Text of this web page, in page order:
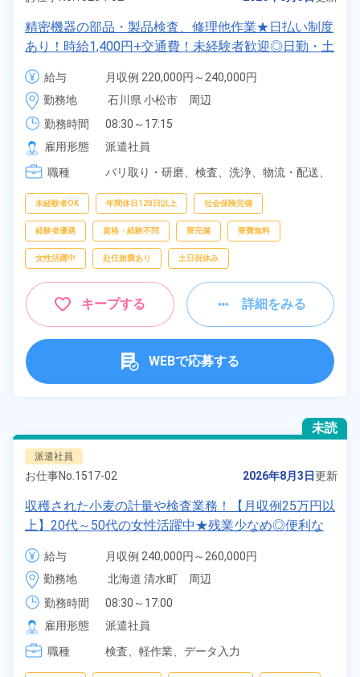
精密機器の部品・製品検査、修理他作業★日払い制度
あり！時給1,400円+交通費！未経験者歓迎◎日勤・土
日祝休み！20代～40代女性活躍中！寮費無料のワン
ルーム寮完備！マイカー通勤OK！カフェテリアのよ
うな食堂あり！《石川県小松市》
給与
月収例 220,000円～240,000円
時給 1,400円～1,400円
勤務地
石川県 小松市　周辺
勤務時間
08:30～17:15
雇用形態
派遣社員
職種
バリ取り・研磨、 検査、 洗浄、 物流・配送、
タ入力
未経験者OK 年間休日120日以上 社会保険完備
経験者優遇 資格・経験不問 寮完備 寮費無料
女性活躍中 赴任旅費あり 土日祝休み
キープする 詳細をみる
WEBで応募する
未読
派遣社員
お仕事No. 1517-02 2026年8月3日更新
収穫された小麦の計量や検査業務！【月収例25万円以
上】20代～50代の女性活躍中★残業少なめ◎便利な
日払い制度あり◎マイカー通勤OK！無料駐車場完
備！《北海道上川郡清水町》
給与
月収例 240,000円～260,000円
時給 1,400円～1,400円
勤務地
北海道 清水町　周辺
勤務時間
08:30～17:00
雇用形態
派遣社員
職種
検査、 軽作業、 データ入力